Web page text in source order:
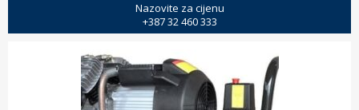
Nazovite za cijenu
+387 32 460 333